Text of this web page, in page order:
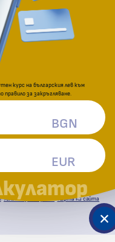
Условия за ползване Карта на сайта
курс на българския лев към
за закръгляване.
BGN
EUR